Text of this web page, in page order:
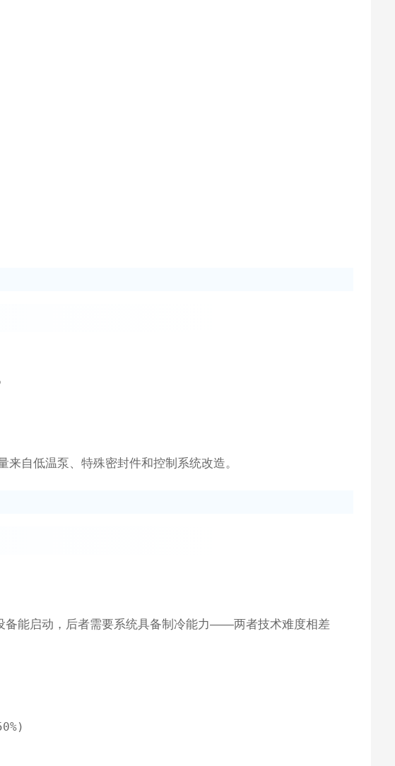
自低温泵、特殊密封件和控制系统改造。
备能启动，后者需要系统具备制冷能力——两者技术难度相差